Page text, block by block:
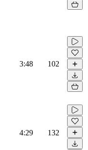
3:48 102
4:29 132